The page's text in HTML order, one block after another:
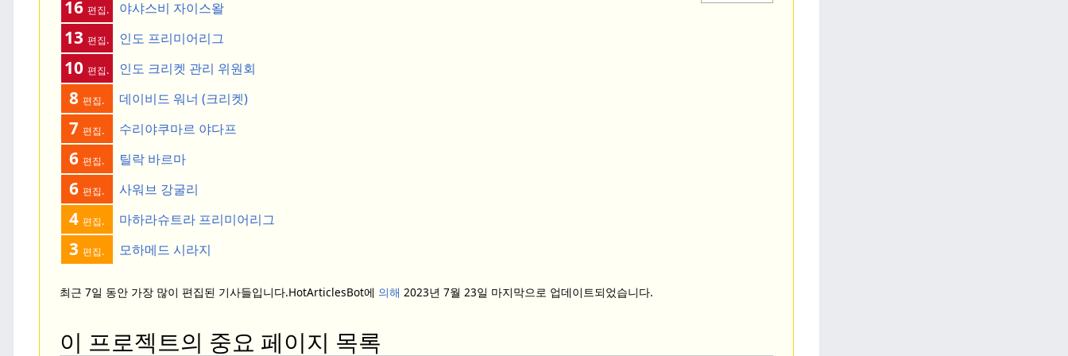
16 편집. 야샤스비 자이스왈
13 편집. 인도 프리미어리그
10 편집. 인도 크리켓 관리 위원회
8 편집. 데이비드 워너 (크리켓)
7 편집. 수리야쿠마르 야다프
6 편집. 틸락 바르마
6 편집. 사워브 강굴리
4 편집. 마하라슈트라 프리미어리그
3 편집. 모하메드 시라지
최근 7일 동안 가장 많이 편집된 기사들입니다.HotArticlesBot에 의해 2023년 7월 23일 마지막으로 업데이트되었습니다.
이 프로젝트의 중요 페이지 목록